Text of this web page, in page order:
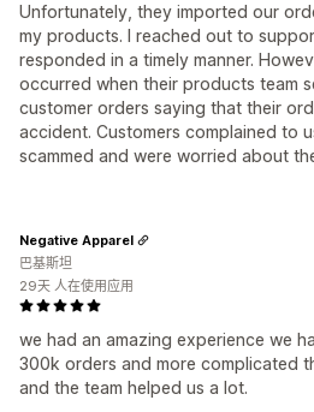
Unfortunately, they imported our
my products. I reached out to
responded in a timely manner.
occurred when their products team
customer orders saying that their
accident. Customers complained to
scammed and were worried about
we had an amazing experience we
300k orders and more complicated
and the team helped us a lot.
Negative Apparel
巴基斯坦
29天 人在使用应用